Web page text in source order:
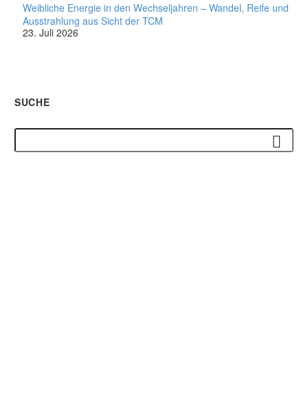
Weibliche Energie in den Wechseljahren – Wandel, Reife und
Ausstrahlung aus Sicht der TCM
23. Juli 2026
SUCHE